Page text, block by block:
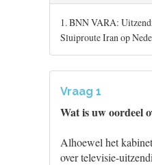
1. BNN VARA:
Sluiproute Iran op
Vraag 1
Wat is uw oordeel
Alhoewel het
over televisie-